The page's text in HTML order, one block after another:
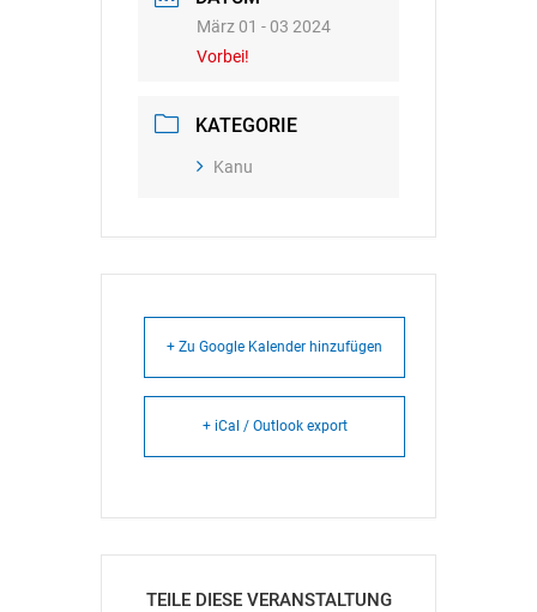
März 01 - 03 2024
Vorbei!
KATEGORIE
Kanu
+ Zu Google Kalender hinzufügen
+ iCal / Outlook export
TEILE DIESE VERANSTALTUNG